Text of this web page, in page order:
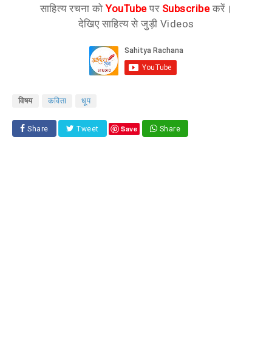
साहित्य रचना कोYouTubeपर Subscribeकरें।
देखिए साहित्य से जुड़ी Videos
विषय कविता धूप
Share Tweet Save Share